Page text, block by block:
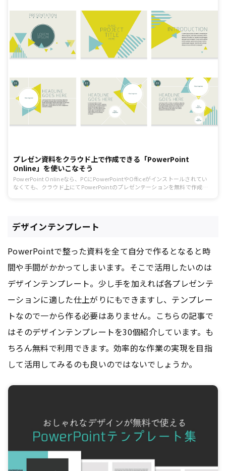
プレゼン資料をクラウド上で作成できる「PowerPoint
Online」を使いこなそう
PowerPoint Onlineなら、PCにPowerPointやOfficeがインストールされてい
なくても、クラウド上にてPowerPointのプレゼンテーションを無料で作成で
デザインテンプレート
PowerPointで整った資料を全て自分で作るとなると時
間や手間がかかってしまいます。そこで活用したいのは
デザインテンプレート。少し手を加えれば各プレゼンテ
ーションに適した仕上がりにもできますし、テンプレー
トなので一から作る必要はありません。こちらの記事で
はそのデザインテンプレートを30個紹介しています。も
ちろん無料で利用できます。効率的な作業の実現を目指
して活用してみるのも良いのではないでしょうか。